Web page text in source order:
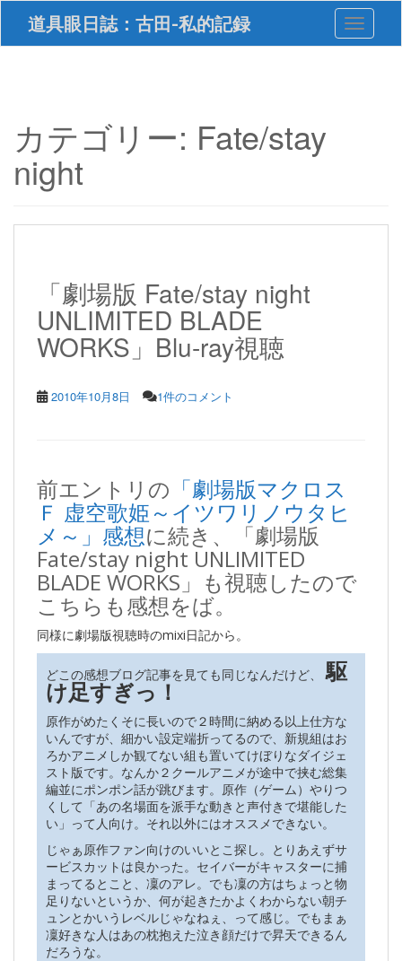
i
道具眼日誌：古田-私的記録 Toggle
カテゴリー: Fate/stay
night
「劇場版 Fate/stay night
UNLIMITED BLADE
WORKS」Blu-ray視聴
2010年10月8日 1件のコメント
前エントリの 「劇場版マクロス
Ｆ 虚空歌姫～イツワリノウタヒ
メ～」感想に続き、「劇場版
Fate/stay night UNLIMITED
BLADE WORKS」も視聴したので
こちらも感想をば。
同様に劇場版視聴時のmixi日記から。
どこの感想ブログ記事を見ても同じなんだけど、駆
け足すぎっ！
原作がめたくそに長いので２時間に納める以上仕方な
いんですが、細かい設定端折ってるので、新規組はお
ろかアニメしか観てない組も置いてけぼりなダイジェ
スト版です。なんか２クールアニメが途中で挟む総集
編並にポンポン話が跳びます。原作（ゲーム）やりつ
くして「あの名場面を派手な動きと声付きで堪能した
い」って人向け。それ以外にはオススメできない。
じゃぁ原作ファン向けのいいとこ探し。とりあえずサ
ービスカットは良かった。セイバーがキャスターに捕
まってるとこと、凜のアレ。でも凜の方はちょっと物
足りないというか、何が起きたかよくわからない朝チ
ュンとかいうレベルじゃなねぇ、って感じ。でもまぁ
凜好きな人はあの枕抱えた泣き顔だけで昇天できるん
だろうな。